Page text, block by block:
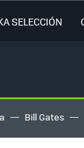
SELECCIÓN
Bill Gates